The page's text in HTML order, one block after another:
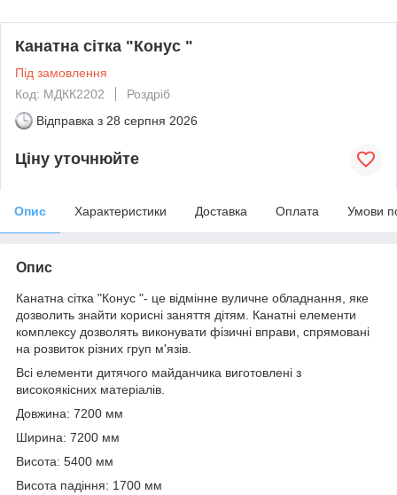
Канатна сітка "Конус "
Під замовлення
Код: МДКК2202
Роздріб
Відправка з 28 серпня 2026
Ціну уточнюйте
Опис Характеристики Доставка Оплата Умови
Опис
Канатна сітка "Конус "- це відмінне вуличне обладнання, яке
дозволить знайти корисні заняття дітям. Канатні елементи
комплексу дозволять виконувати фізичні вправи, спрямовані
на розвиток різних груп м'язів.
Всі елементи дитячого майданчика виготовлені з
високоякісних матеріалів.
Довжина: 7200 мм
Ширина: 7200 мм
Висота: 5400 мм
Висота падіння: 1700 мм